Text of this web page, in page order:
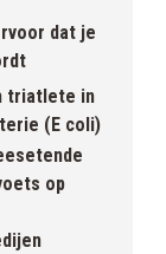
dat je
triatlete in
(E coli)
op